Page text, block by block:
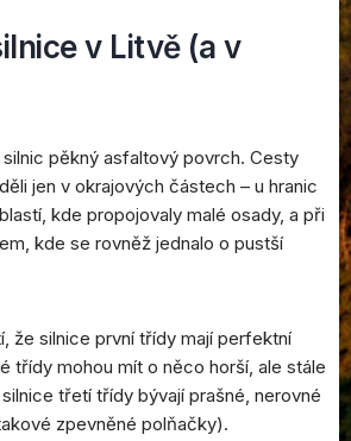
v Litvě (a v
pěkný asfaltový povrch. Cesty
jen v okrajových částech – u hranic
kde propojovaly malé osady, a při
kde se rovněž jednalo o pustší
že silnice první třídy mají perfektní
třídy mohou mít o něco horší, ale stále
třetí třídy bývají prašné, nerovné
zpevněné polňačky).